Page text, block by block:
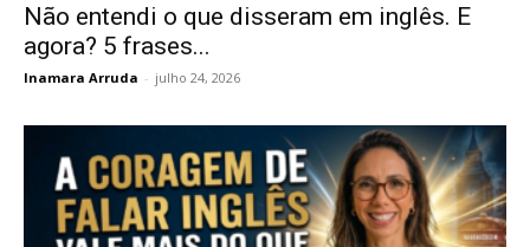
Não entendi o que disseram em inglês. E
agora? 5 frases...
Inamara Arruda - julho 24, 2026